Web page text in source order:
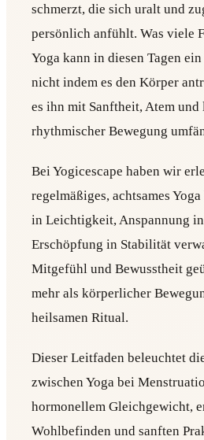
schmerzt, die sich uralt und
persönlich anfühlt. Was viele
Yoga kann in diesen Tagen
nicht indem es den Körper
es ihn mit Sanftheit, Atem und
rhythmischer Bewegung
Bei Yogicescape haben wir
regelmäßiges, achtsames
in Leichtigkeit, Anspannung
Erschöpfung in Stabilität
Mitgefühl und Bewusstheit
mehr als körperlicher
heilsamen Ritual.
Dieser Leitfaden beleuchtet
zwischen Yoga bei
hormonellem Gleichgewicht,
Wohlbefinden und sanften